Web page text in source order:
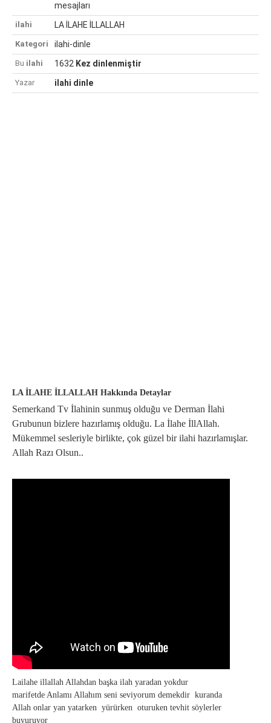
mesajları
ilahi LA İLAHE İLLALLAH
Kategori ilahi-dinle
Bu ilahi 1632 Kez dinlenmiştir
Yazar ilahi dinle
LA İLAHE İLLALLAH Hakkında Detaylar
Semerkand Tv İlahinin sunmuş olduğu ve Derman İlahi
Grubunun bizlere hazırlamış olduğu. La İlahe İllAllah.
Mükemmel sesleriyle birlikte, çok güzel bir ilahi hazırlamışlar.
Allah Razı Olsun..
Lailahe illallah Allahdan başka ilah yaradan yokdur
marifetde Anlamı Allahım seni seviyorum demekdir kuranda
Allah onlar yan yatarken yürürken oturuken tevhit söylerler
buyuruyor